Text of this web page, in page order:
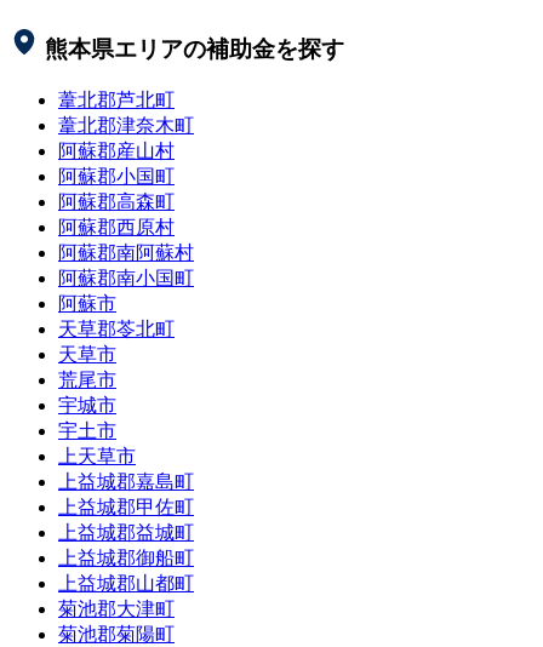
熊本県エリアの補助金を探す
葦北郡芦北町
葦北郡津奈木町
阿蘇郡産山村
阿蘇郡小国町
阿蘇郡高森町
阿蘇郡西原村
阿蘇郡南阿蘇村
阿蘇郡南小国町
阿蘇市
天草郡苓北町
天草市
荒尾市
宇城市
宇土市
上天草市
上益城郡嘉島町
上益城郡甲佐町
上益城郡益城町
上益城郡御船町
上益城郡山都町
菊池郡大津町
菊池郡菊陽町